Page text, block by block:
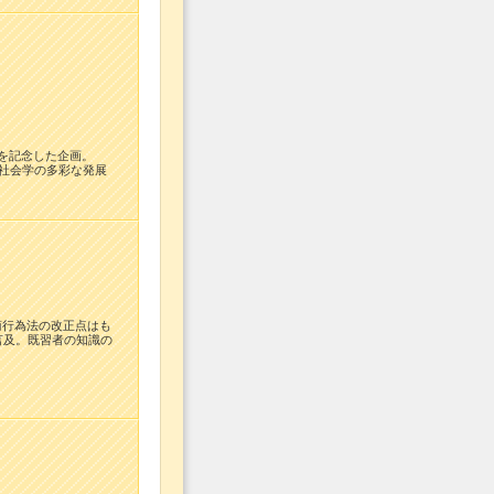
記念した企画。
会学の多彩な発展
為法の改正点はも
。既習者の知識の